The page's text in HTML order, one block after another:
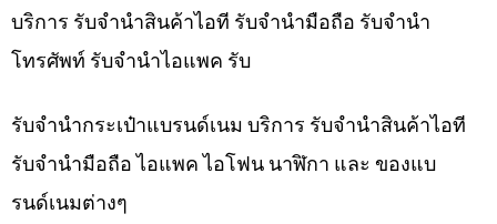
บริการ รับจำนำสินค้าไอที รับจำนำมือถือ รับจำนำ
โทรศัพท์ รับจำนำไอแพค รับ
รับจำนำกระเป๋าแบรนด์เนม บริการ รับจำนำสินค้าไอที
รับจำนำมือถือ ไอแพค ไอโฟน นาฬิกา และ ของแบ
รนด์เนมต่างๆ